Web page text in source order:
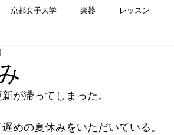
京都女子大学 楽器 レッスン
が滞ってしまった。
めの夏休みをいただいている。